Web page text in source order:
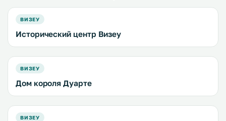
ВИЗЕУ
Исторический центр Визеу
ВИЗЕУ
Дом короля Дуарте
ВИЗЕУ